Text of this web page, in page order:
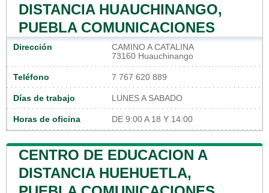
DISTANCIA HUAUCHINANGO,
PUEBLA COMUNICACIONES
Dirección
CAMINO A CATALINA
73160 Huauchinango
Teléfono 7 767 620 889
Días de trabajo LUNES A SABADO
Horas de oficina DE 9:00 A 18 Y 14:00
CENTRO DE EDUCACION A
DISTANCIA HUEHUETLA,